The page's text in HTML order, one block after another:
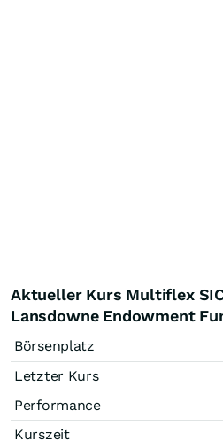
Aktueller Kurs Multiflex
Lansdowne Endowment
Börsenplatz
Letzter Kurs
Performance
Kurszeit